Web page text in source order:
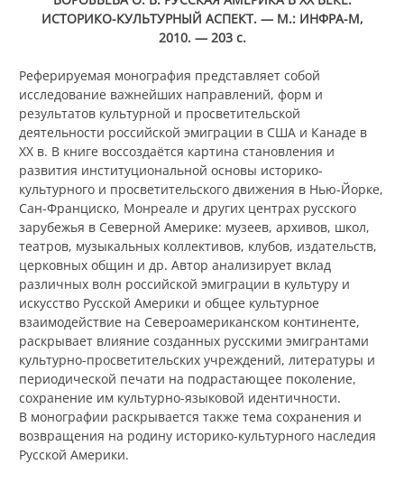
ИСТОРИКО-КУЛЬТУРНЫЙ АСПЕКТ. — М.: ИНФРА-М,
2010. — 203 с.
Реферируемая монография представляет собой
исследование важнейших направлений, форм и
результатов культурной и просветительской
деятельности российской эмиграции в США и Канаде в
XX в. В книге воссоздаётся картина становления и
развития институциональной основы историко-
культурного и просветительского движения в Нью-Йорке,
Сан-Франциско, Монреале и других центрах русского
зарубежья в Северной Америке: музеев, архивов, школ,
театров, музыкальных коллективов, клубов, издательств,
церковных общин и др. Автор анализирует вклад
различных волн российской эмиграции в культуру и
искусство Русской Америки и общее культурное
взаимодействие на Североамериканском континенте,
раскрывает влияние созданных русскими эмигрантами
культурно-просветительских учреждений, литературы и
периодической печати на подрастающее поколение,
сохранение им культурно-языковой идентичности.
В монографии раскрывается также тема сохранения и
возвращения на родину историко-культурного наследия
Русской Америки.